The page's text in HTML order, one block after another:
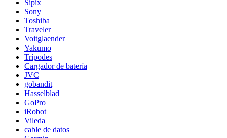
Sipix
Sony
Toshiba
Traveler
Voitglaender
Yakumo
Trípodes
Cargador de batería
JVC
gobandit
Hasselblad
GoPro
iRobot
Vileda
cable de datos